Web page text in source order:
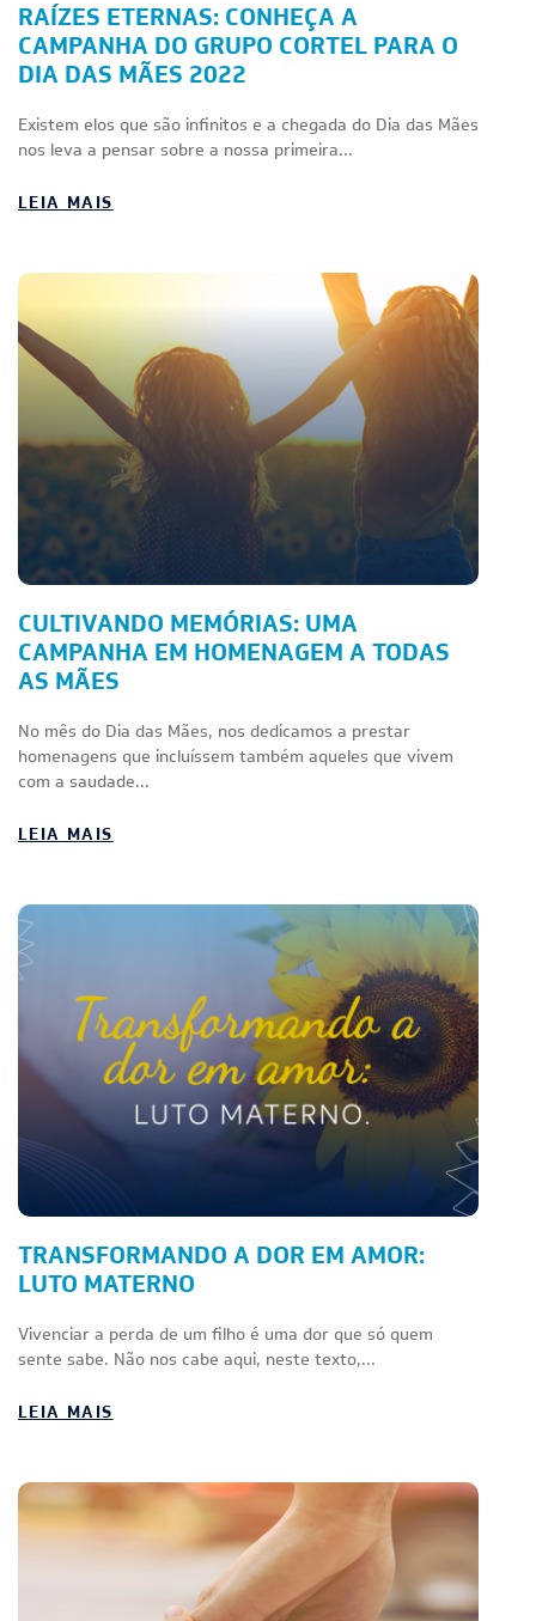
RAÍZES ETERNAS: CONHEÇA A
CAMPANHA DO GRUPO CORTEL PARA O
DIA DAS MÃES 2022
Existem elos que são infinitos e a chegada do Dia das Mães
nos leva a pensar sobre a nossa primeira...
LEIA MAIS
CULTIVANDO MEMÓRIAS: UMA
CAMPANHA EM HOMENAGEM A TODAS
AS MÃES
No mês do Dia das Mães, nos dedicamos a prestar
homenagens que incluíssem também aqueles que vivem
com a saudade...
LEIA MAIS
TRANSFORMANDO A DOR EM AMOR:
LUTO MATERNO
Vivenciar a perda de um filho é uma dor que só quem
sente sabe. Não nos cabe aqui, neste texto,...
LEIA MAIS